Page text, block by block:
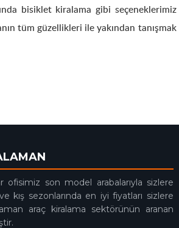
bisiklet kiralama gibi seçeneklerimiz
tüm güzellikleri ile yakından tanışmak
ofisimiz son model arabalarıyla sizlere
kış sezonlarında en iyi fiyatları sizlere
araç kiralama sektörünün aranan